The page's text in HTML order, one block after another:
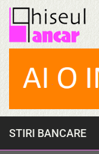
Skip
STIRI BANCARE